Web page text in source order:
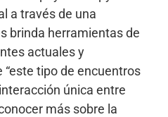
a través de una
brinda herramientas de
actuales y
“este tipo de encuentros
única entre
más sobre la